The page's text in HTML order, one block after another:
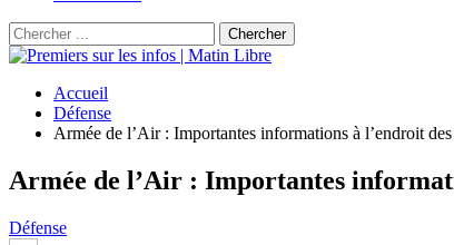
Accueil
Défense
Armée de l’Air : Importantes informations à l’endroit
Armée de l’Air : Importantes
Défense